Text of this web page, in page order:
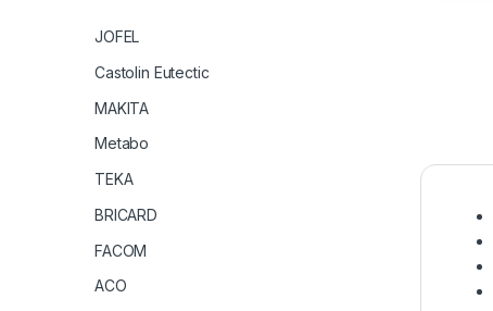
JOFEL
Castolin Eutectic
MAKITA
Metabo
TEKA
BRICARD
FACOM
ACO